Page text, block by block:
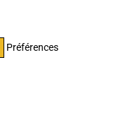
Préférences